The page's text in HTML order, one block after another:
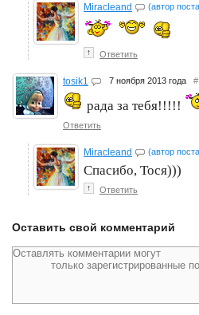
Miracleand (автор
↑ Ответить
tosik1 7 ноября 2013 года #
рада за тебя!!!!!
Ответить
Miracleand (автор
Спасибо, Тося)))
↑ Ответить
Оставить свой комментарий